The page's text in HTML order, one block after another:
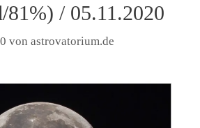
81%) / 05.11.2020
von astrovatorium.de